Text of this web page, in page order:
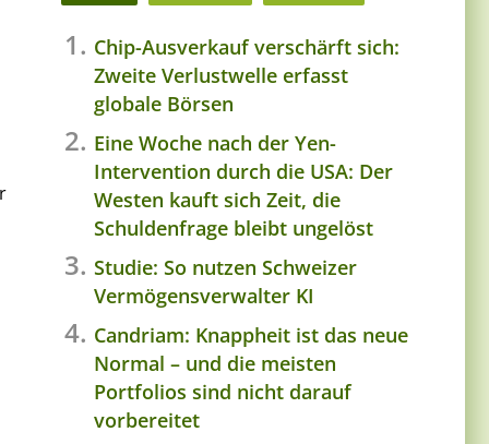
Chip-Ausverkauf verschärft sich:
Zweite Verlustwelle erfasst
globale Börsen
Eine Woche nach der Yen-
Intervention durch die USA: Der
Westen kauft sich Zeit, die
Schuldenfrage bleibt ungelöst
Studie: So nutzen Schweizer
Vermögensverwalter KI
Candriam: Knappheit ist das neue
Normal – und die meisten
Portfolios sind nicht darauf
vorbereitet